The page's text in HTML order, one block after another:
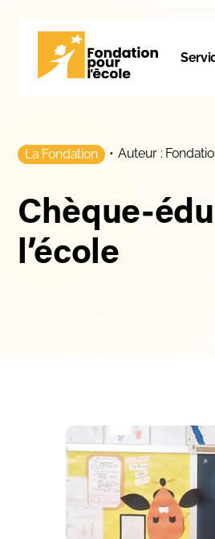
La Fondation • Auteur :
Chèque-
l’école